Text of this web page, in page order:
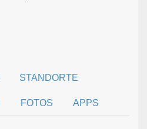
STANDORTE
FOTOS APPS